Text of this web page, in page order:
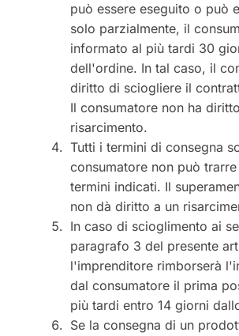
può essere eseguito o può
solo parzialmente, il
informato al più tardi 30
dell'ordine. In tal caso, il
diritto di sciogliere il
Il consumatore non ha
risarcimento.
Tutti i termini di consegna
consumatore non può
termini indicati. Il
non dà diritto a un
In caso di scioglimento ai
paragrafo 3 del presente
l'imprenditore rimborserà
dal consumatore il prima
più tardi entro 14 giorni
Se la consegna di un